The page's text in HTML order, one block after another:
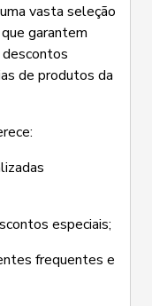
vasta seleção
garantem
de produtos da
especiais;
frequentes e